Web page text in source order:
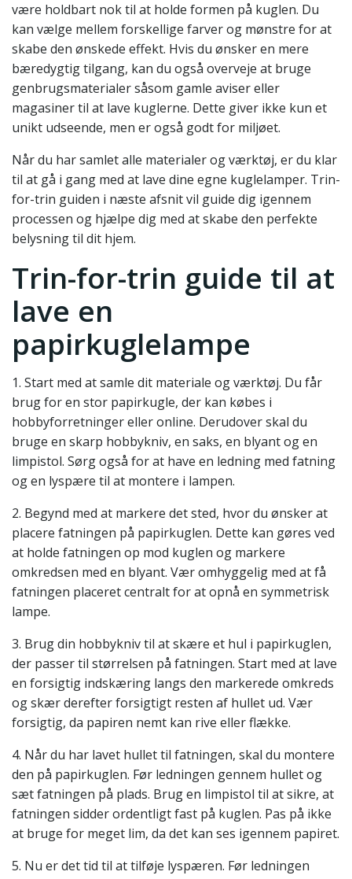
være holdbart nok til at holde formen på kuglen. Du
kan vælge mellem forskellige farver og mønstre for at
skabe den ønskede effekt. Hvis du ønsker en mere
bæredygtig tilgang, kan du også overveje at bruge
genbrugsmaterialer såsom gamle aviser eller
magasiner til at lave kuglerne. Dette giver ikke kun et
unikt udseende, men er også godt for miljøet.
Når du har samlet alle materialer og værktøj, er du klar
til at gå i gang med at lave dine egne kuglelamper. Trin-
for-trin guiden i næste afsnit vil guide dig igennem
processen og hjælpe dig med at skabe den perfekte
belysning til dit hjem.
Trin-for-trin guide til at
lave en
papirkuglelampe
1. Start med at samle dit materiale og værktøj. Du får
brug for en stor papirkugle, der kan købes i
hobbyforretninger eller online. Derudover skal du
bruge en skarp hobbykniv, en saks, en blyant og en
limpistol. Sørg også for at have en ledning med fatning
og en lyspære til at montere i lampen.
2. Begynd med at markere det sted, hvor du ønsker at
placere fatningen på papirkuglen. Dette kan gøres ved
at holde fatningen op mod kuglen og markere
omkredsen med en blyant. Vær omhyggelig med at få
fatningen placeret centralt for at opnå en symmetrisk
lampe.
3. Brug din hobbykniv til at skære et hul i papirkuglen,
der passer til størrelsen på fatningen. Start med at lave
en forsigtig indskæring langs den markerede omkreds
og skær derefter forsigtigt resten af hullet ud. Vær
forsigtig, da papiren nemt kan rive eller flække.
4. Når du har lavet hullet til fatningen, skal du montere
den på papirkuglen. Før ledningen gennem hullet og
sæt fatningen på plads. Brug en limpistol til at sikre, at
fatningen sidder ordentligt fast på kuglen. Pas på ikke
at bruge for meget lim, da det kan ses igennem papiret.
5. Nu er det tid til at tilføje lyspæren. Før ledningen